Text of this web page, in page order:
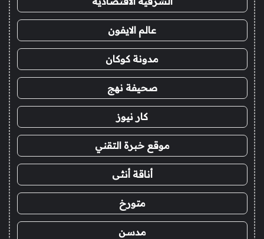
عالم الايفون
مدونة كوكان
صحيفة نهج
كار نيوز
موقع خبرة التقني
أناقة أنثى
متورخ
مدسن